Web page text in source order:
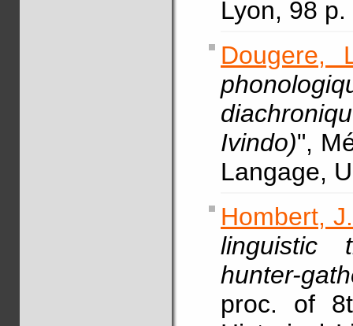
Lyon, 98 p.
Dougere,
Ivindo)",
Langage,
Hombert,
linguistic
hunter-
proc. of